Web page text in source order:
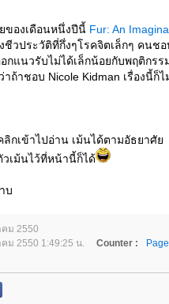
ของเดือนหนึ่งปีนี้ Fur: An
ชีวประวัติที่กึ่งๆโรคจิตเล็กๆ คนช
กแนวรับไม่ได้เล็กน้อยกับพฤติกรร
ถ้าชอบ Nicole Kidman เรื่องนี้ก็
ลิกเข้าไปอ่าน เม้นได้ตามอัธยาศั
เม้นไว้ที่หน้านี้ก็ได้
บ
ม 2550
ม 2550 1:49:25 น. Counter :